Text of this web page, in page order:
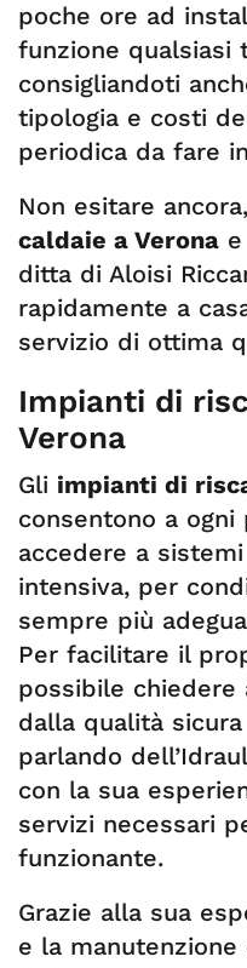
poche ore ad
funzione qualsiasi
consigliandoti
tipologia e costi
periodica da fare
Non esitare
caldaie a Verona
ditta di Aloisi
rapidamente a
servizio di ottima
Impianti di
Verona
Gli impianti di
consentono a
accedere a
intensiva, per
sempre più
Per facilitare il
possibile chiedere
dalla qualità
parlando
con la sua
servizi necessari
funzionante.
Grazie alla sua
e la manutenzione